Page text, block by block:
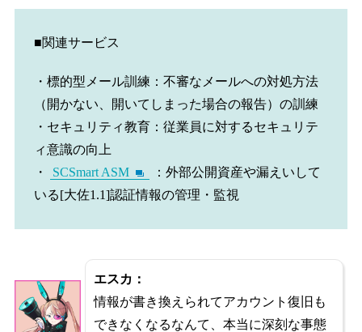
■関連サービス
・標的型メール訓練：不審なメールへの対処方法
（開かない、開いてしまった場合の報告）の訓練
・セキュリティ教育：従業員に対するセキュリテ
ィ意識の向上
・
SCSmart ASM
：外部公開資産や漏えいして
いる[大佐1.1]認証情報の管理・監視
エスカ：
情報が書き換えられてアカウント復旧も
できなくなるなんて、本当に深刻な事態